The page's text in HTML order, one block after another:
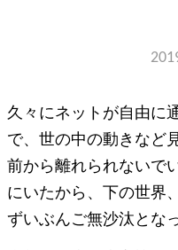
久々にネットが自由に
で、世の中の動きなど
前から離れられないで
にいたから、下の世界
ずいぶんご無沙汰とな